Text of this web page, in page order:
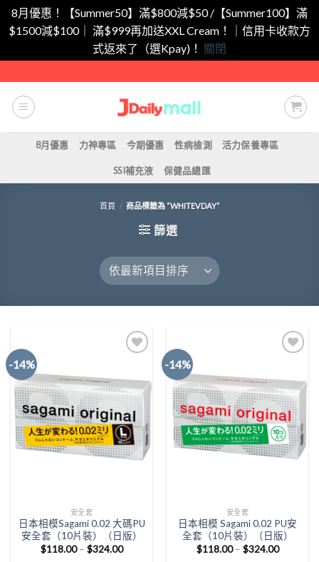
8月優惠！【Summer50】滿$800減$50 /【Summer100】滿
$1500減$100｜ 滿$999再加送XXL Cream！｜信用卡收款方
式返來了（選Kpay)！ 關閉
to
content
8月優惠 力神專區 今期優惠 性病檢測 活力保養專區
SSI補充液 保健品總匯
首頁 / 商品標籤為 “WHITEVDAY”
篩選
-14%
Add to
Wishlist
安全套
日本相模Sagami 0.02 大碼PU
安全套（10片裝）（日版）
$118.00 – $324.00價
-14%
Add to
Wishlist
安全套
日本相模 Sagami 0.02 PU安
全套（10片裝）（日版）
$118.00 – $324.00價